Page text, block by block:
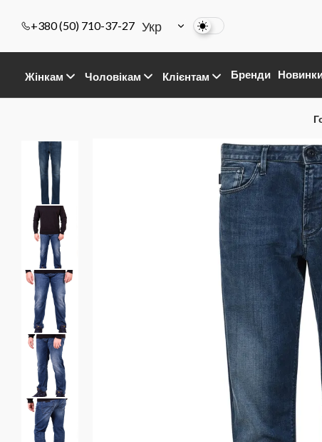
+380 (50) 710-37-27 Укр
Жінкам Чоловікам Клієнтам Бренди